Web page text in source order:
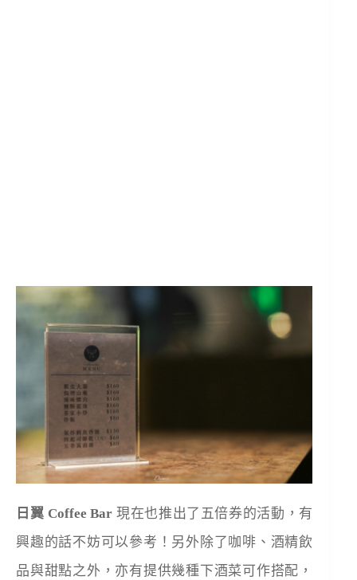
日翼 Coffee Bar 現在也推出了五倍券的活動，有
興趣的話不妨可以參考！另外除了咖啡、酒精飲
品與甜點之外，亦有提供幾種下酒菜可作搭配，